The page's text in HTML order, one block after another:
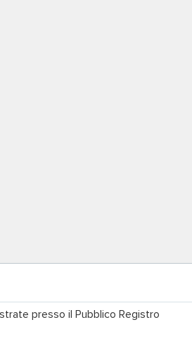
presso il Pubblico Registro